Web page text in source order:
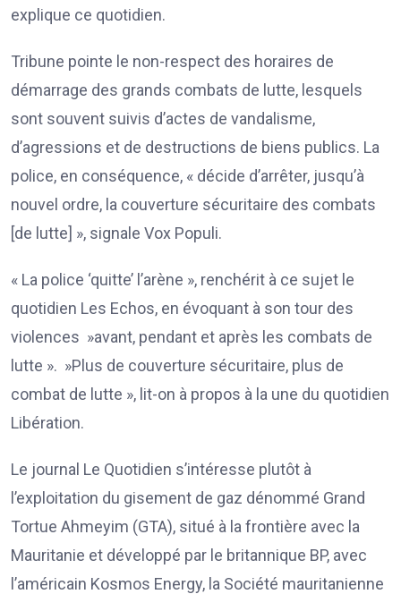
explique ce quotidien.
Tribune pointe le non-respect des horaires de
démarrage des grands combats de lutte, lesquels
sont souvent suivis d’actes de vandalisme,
d’agressions et de destructions de biens publics. La
police, en conséquence, « décide d’arrêter, jusqu’à
nouvel ordre, la couverture sécuritaire des combats
[de lutte] », signale Vox Populi.
« La police ‘quitte’ l’arène », renchérit à ce sujet le
quotidien Les Echos, en évoquant à son tour des
violences »avant, pendant et après les combats de
lutte ». »Plus de couverture sécuritaire, plus de
combat de lutte », lit-on à propos à la une du quotidien
Libération.
Le journal Le Quotidien s’intéresse plutôt à
l’exploitation du gisement de gaz dénommé Grand
Tortue Ahmeyim (GTA), situé à la frontière avec la
Mauritanie et développé par le britannique BP, avec
l’américain Kosmos Energy, la Société mauritanienne